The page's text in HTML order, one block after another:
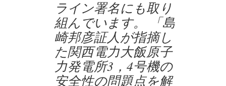
ライン署名にも取り
組んでいます。 「島
崎邦彦証人が指摘し
た関西電力大飯原子
力発電所3，4号機の
安全性の問題点を解